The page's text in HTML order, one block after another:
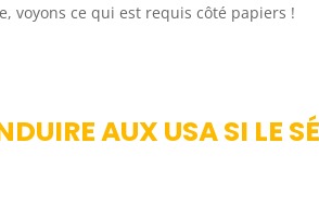
voyons ce qui est requis côté papiers !
AUX USA SI LE